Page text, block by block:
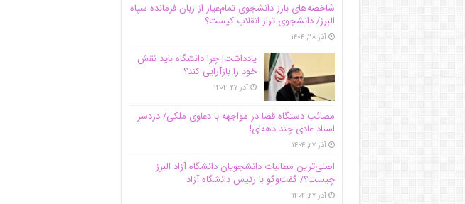
شاخصه‌های بارز دانشجوی تمام‌عیار از زبان فرمانده سپاه
البرز/ دانشجوی تراز انقلاب کیست؟
آذر ۲۸, ۱۴۰۴
یادداشت| چرا دانشگاه باید نقش
خود را بازآرایی کند؟
آذر ۲۷, ۱۴۰۴
مصائب دستگاه قضا در مواجهه با دعاوی ملکی/ دردسر
اسناد عادی چند‌ دهه‌ای!
آذر ۲۷, ۱۴۰۴
اصلی‌ترین مطالبات دانشجویان دانشگاه آزاد البرز
چیست؟/ گفت‌وگو با رئیس دانشگاه آز‌اد
آذر ۲۷, ۱۴۰۴